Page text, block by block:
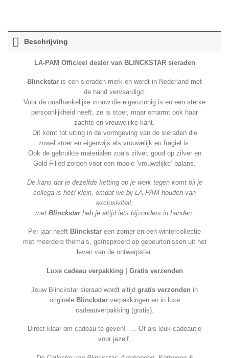
Beschrijving
LA-PAM Officieel dealer van BLINCKSTAR sieraden
Blinckstar is een sieraden-merk en wordt in Nederland met
de hand vervaardigd.
Voor de onafhankelijke vrouw die eigenzinnig is en een sterke
persoonlijkheid heeft, ze is stoer, maar omarmt ook haar
zachte en vrouwelijke kant.
Dit komt tot uiting in de vormgeving van de sieraden die
zowel stoer en eigenwijs als vrouwelijk en fragiel is.
Ook de gebruikte materialen zoals zilver, goud op zilver en
Gold Filled zorgen voor een mooie ‘vrouwelijke’ balans.
De kans dat je dezelfde ketting op je werk tegen komt bij je
collega is héél klein, omdat we bij LA-PAM houden van
exclusiviteit,
met Blinckstarheb je altijd iets bijzonders in handen.
Per jaar heeft Blinckstar een zomer en een wintercollectie
met meerdere thema’s, geïnspireerd op gebeurtenissen uit het
leven van de ontwerpster.
Luxe cadeau verpakking | Gratis verzenden
Jouw Blinckstar sieraad wordt altijd gratis verzonden in
originele Blinckstarverpakkingen en in luxe
cadeauverpakking (gratis).
Direct klaar om cadeau te geven! …. Of als leuk cadeautje
voor jezelf.